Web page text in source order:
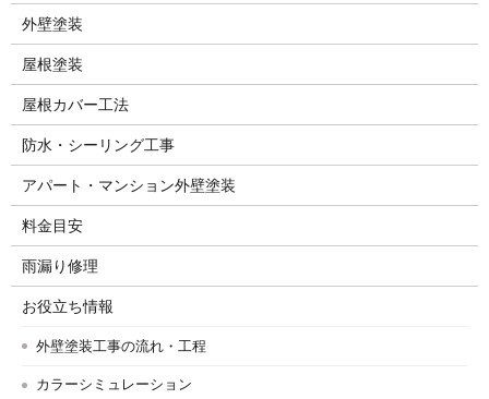
外壁塗装
屋根塗装
屋根カバー工法
防水・シーリング工事
アパート・マンション外壁塗装
料金目安
雨漏り修理
お役立ち情報
外壁塗装工事の流れ・工程
カラーシミュレーション